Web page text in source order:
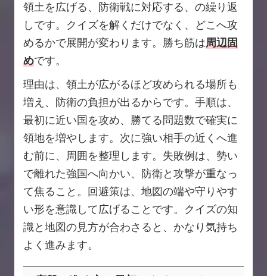
領土を広げる、防衛戦に対応する、の繰り返
しです。クイズを解くだけでなく、どこへ攻
めるかで展開が変わります。勝ち筋は周辺固
めです。
理由は、領土が広がるほど攻められる場所も
増え、防衛の負担が出るからです。手順は、
最初に近い国を攻め、勝てる問題数で確実に
領地を増やします。次に強い相手の近くへ進
む前に、周囲を整理します。失敗例は、勢い
で離れた強国へ向かい、防衛と攻撃が重なっ
て焦ること。回避策は、地図の端や守りやす
い形を意識して広げることです。クイズの知
識と地図の見方が合わさると、かなり気持ち
よく進みます。